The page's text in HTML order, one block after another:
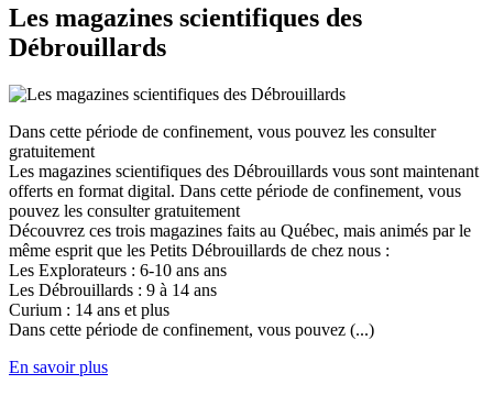
Les magazines scientifiques des
Débrouillards
Dans cette période de confinement, vous pouvez les consulter
gratuitement
Les magazines scientifiques des Débrouillards vous sont maintenant
offerts en format digital. Dans cette période de confinement, vous
pouvez les consulter gratuitement
Découvrez ces trois magazines faits au Québec, mais animés par le
même esprit que les Petits Débrouillards de chez nous :
Les Explorateurs : 6-10 ans ans
Les Débrouillards : 9 à 14 ans
Curium : 14 ans et plus
Dans cette période de confinement, vous pouvez (...)
En savoir plus